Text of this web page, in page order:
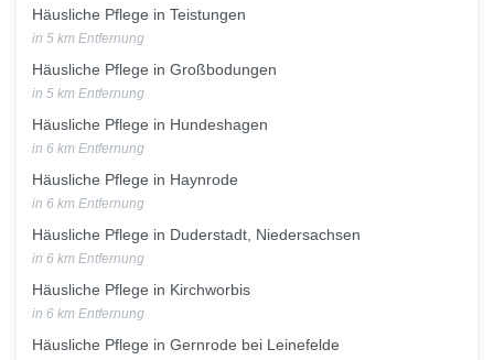
Häusliche Pflege in Teistungen
in 5 km Entfernung
Häusliche Pflege in Großbodungen
in 5 km Entfernung
Häusliche Pflege in Hundeshagen
in 6 km Entfernung
Häusliche Pflege in Haynrode
in 6 km Entfernung
Häusliche Pflege in Duderstadt, Niedersachsen
in 6 km Entfernung
Häusliche Pflege in Kirchworbis
in 6 km Entfernung
Häusliche Pflege in Gernrode bei Leinefelde